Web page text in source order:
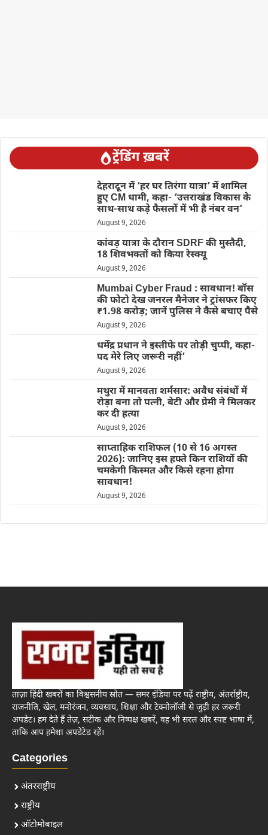
ट्रेंडिंग ख़बरें
देहरादून में ‘हर घर तिरंगा यात्रा’ में शामिल
हुए CM धामी, कहा- ‘उत्तराखंड विकास के
साथ-साथ कड़े फैसलों में भी है नंबर वन’
August 9, 2026
कांवड़ यात्रा के दौरान SDRF की मुस्तैदी,
18 शिवभक्तों को किया रेस्क्यू
August 9, 2026
Mumbai Cyber Fraud : सावधान! बॉस
की फोटो देख जनरल मैनेजर ने ट्रांसफर किए
₹1.98 करोड़; जानें पुलिस ने कैसे बचाए पैसे
August 9, 2026
धर्मेंद्र प्रधान ने इस्तीफे पर तोड़ी चुप्पी, कहा-
पद मेरे लिए जरूरी नहीं’
August 9, 2026
मथुरा में मानवता शर्मसार: अवैध संबंधों में
रोड़ा बना तो पत्नी, बेटी और प्रेमी ने मिलकर
कर दी हत्या
August 9, 2026
साप्ताहिक राशिफल (10 से 16 अगस्त
2026): जानिए इस हफ्ते किन राशियों की
चमकेगी किस्मत और किसे रहना होगा
सावधान!
August 9, 2026
ताज़ा हिंदी खबरों का विश्वसनीय स्रोत — समर इंडिया पर पढ़ें राष्ट्रीय, अंतर्राष्ट्रीय,
राजनीति, खेल, मनोरंजन, व्यवसाय, शिक्षा और टेक्नोलॉजी से जुड़ी हर जरूरी
अपडेट। हम देते हैं तेज़, सटीक और निष्पक्ष खबरें, वह भी सरल और स्पष्ट भाषा में,
ताकि आप हमेशा अपडेटेड रहें।
Categories
अंतरराष्ट्रीय
राष्ट्रीय
ऑटोमोबाइल